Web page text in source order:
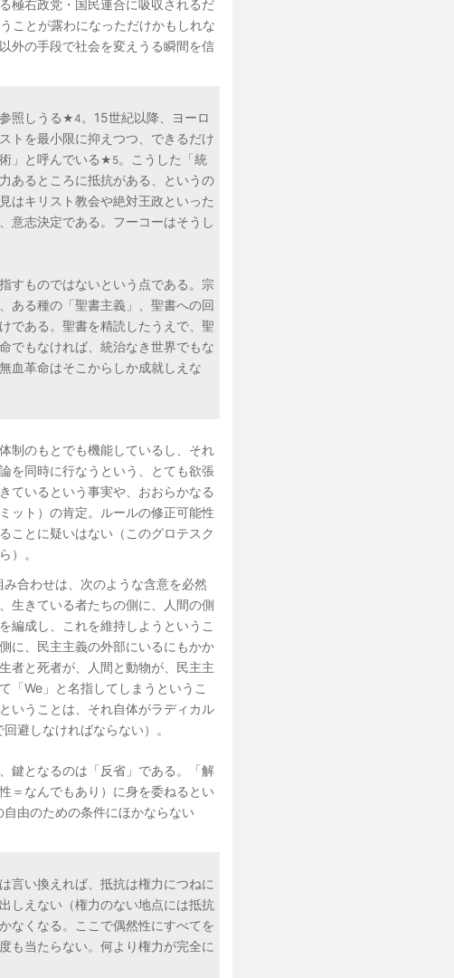
極右政党・国民連合に吸収されるだ
ことが露わになっただけかもしれな
外の手段で社会を変えうる瞬間を信
照しうる ★4 。15世紀以降、ヨーロ
トを最小限に抑えつつ、できるだけ
」と呼んでいる ★5。こうした「統
あるところに抵抗がある、というの
はキリスト教会や絶対王政といった
意志決定である。フーコーはそうし
すものではないという点である。宗
ある種の「聖書主義」、聖書への回
である。聖書を精読したうえで、聖
でもなければ、統治なき世界でもな
血革命はそこからしか成就しえな
制のもとでも機能しているし、それ
を同時に行なうという、とても欲張
ているという事実や、おおらかなる
ット）の肯定。ルールの修正可能性
ことに疑いはない（このグロテスク
）。
合わせは、次のような含意を必然
生きている者たちの側に、人間の側
編成し、これを維持しようというこ
に、民主主義の外部にいるにもかか
者と死者が、人間と動物が、民主主
「We」と名指してしまうというこ
いうことは、それ自体がラディカル
避しなければならない）。
鍵となるのは「反省」である。「解
＝なんでもあり）に身を委ねるとい
由のための条件にほかならない
言い換えれば、抵抗は権力につねに
しえない（権力のない地点には抵抗
なくなる。ここで偶然性にすべてを
も当たらない。何より権力が完全に